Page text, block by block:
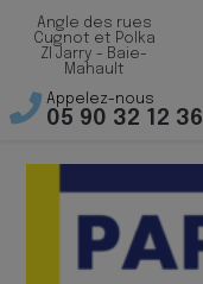
Angle des rues
Cugnot et Polka
ZI Jarry - Baie-
Mahault
Appelez-nous
05 90 32 12 36